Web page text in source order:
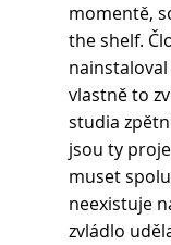
momentě,
the shelf.
nainstaloval
vlastně to
studia
jsou ty
muset
neexistuje
zvládlo